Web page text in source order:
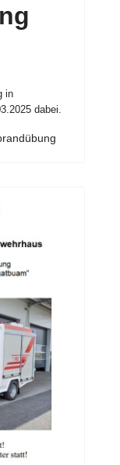
in
dabei.